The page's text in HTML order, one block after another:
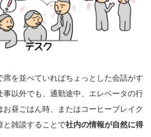
席を並べていればちょっとした会話がす
事以外でも、通勤途中、エレベータの行
お昼ごはん時、またはコーヒーブレイク
と雑談することで社内の情報が自然に得